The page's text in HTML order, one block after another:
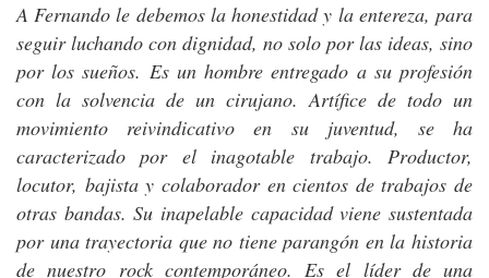
A Fernando le debemos la honestidad y la entereza, para
seguir luchando con dignidad, no solo por las ideas, sino
por los sueños. Es un hombre entregado a su profesión
con la solvencia de un cirujano. Artífice de todo un
movimiento reivindicativo en su juventud, se ha
caracterizado por el inagotable trabajo. Productor,
locutor, bajista y colaborador en cientos de trabajos de
otras bandas. Su inapelable capacidad viene sustentada
por una trayectoria que no tiene parangón en la historia
de nuestro rock contemporáneo. Es el líder de una